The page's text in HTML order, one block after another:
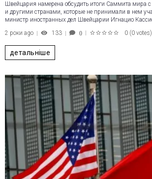
Швейцария намерена обсудить итоги Саммита мира
и другими странами, которые не принимали в нем
министр иностранных дел Швейцарии Игнацио
2 роки ago
133 0 0 (0 votes)
детальніше